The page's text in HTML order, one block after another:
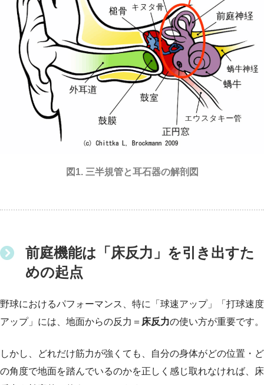
図1. 三半規管と耳石器の解剖図
前庭機能は「床反力」を引き出すた
めの起点
野球におけるパフォーマンス、特に「球速アップ」「打球速度
アップ」には、地面からの反力＝ 床反力の使い方が重要です。
しかし、どれだけ筋力が強くても、自分の身体がどの位置・ど
の角度で地面を踏んでいるのかを正しく感じ取れなければ、床